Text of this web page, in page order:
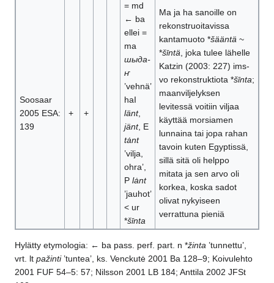
Soosaar
2005 ESA:
139
+ +
= md
← ba
ellei =
ma
шыда-
ҥ
’vehnä’
haI
länt,
jänt, E
tȧnt
’vilja,
ohra’,
P lȧnt
’jauhot’
< ur
*šīnta
Ma ja ha sanoille on
rekonstruoitavissa
kantamuoto *šääntä ~
*šīntä , joka tulee lähelle
Katzin (2003: 227) ims-
vo rekonstruktiota *šīnta;
maanviljelyksen
levitessä voitiin viljaa
käyttää morsiamen
lunnaina tai jopa rahan
tavoin kuten Egyptissä,
sillä sitä oli helppo
mitata ja sen arvo oli
korkea, koska sadot
olivat nykyiseen
verrattuna pieniä
Hylätty etymologia: ← ba pass. perf. part. n *žinta ’tunnettu’,
vrt. lt pažinti’tuntea’, ks. Venckutė 2001 Ba 128–9; Koivulehto
2001 FUF 54–5: 57; Nilsson 2001 LB 184; Anttila 2002 JFSt